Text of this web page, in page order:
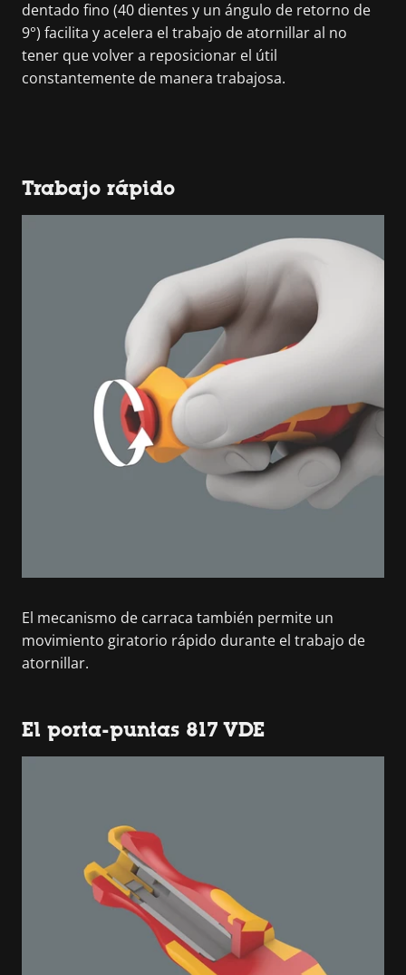
dentado fino (40 dientes y un ángulo de retorno de
9°) facilita y acelera el trabajo de atornillar al no
tener que volver a reposicionar el útil
constantemente de manera trabajosa.
Trabajo rápido
El mecanismo de carraca también permite un
movimiento giratorio rápido durante el trabajo de
atornillar.
El porta-puntas 817 VDE